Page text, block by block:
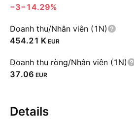
−3−14.29%
Doanh thu/Nhân viên (1N)
‪454.21 K‬ EUR
Doanh thu ròng/Nhân viên (1N)
37.06 EUR
Details